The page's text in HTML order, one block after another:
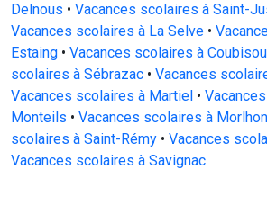
Delnous • Vacances scolaires à Saint-
Vacances scolaires à La Selve •
Estaing • Vacances scolaires à Coubisou
scolaires à Sébrazac • Vacances
Vacances scolaires à Martiel •
Monteils • Vacances scolaires à
scolaires à Saint-Rémy • Vacances
Vacances scolaires à Savignac